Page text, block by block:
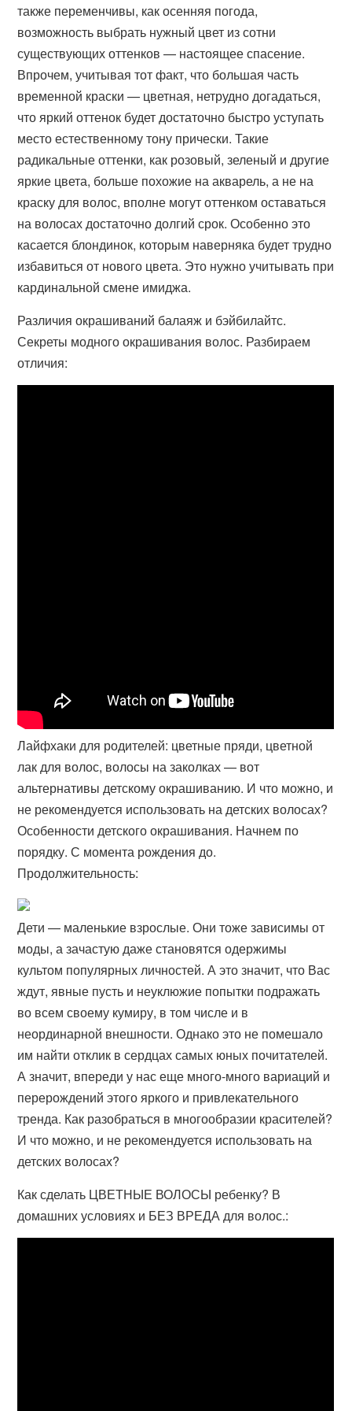
также переменчивы, как осенняя погода,
возможность выбрать нужный цвет из сотни
существующих оттенков — настоящее спасение.
Впрочем, учитывая тот факт, что большая часть
временной краски — цветная, нетрудно догадаться,
что яркий оттенок будет достаточно быстро уступать
место естественному тону прически. Такие
радикальные оттенки, как розовый, зеленый и другие
яркие цвета, больше похожие на акварель, а не на
краску для волос, вполне могут оттенком оставаться
на волосах достаточно долгий срок. Особенно это
касается блондинок, которым наверняка будет трудно
избавиться от нового цвета. Это нужно учитывать при
кардинальной смене имиджа.
Различия окрашиваний балаяж и бэйбилайтс.
Секреты модного окрашивания волос. Разбираем
отличия:
Лайфхаки для родителей: цветные пряди, цветной
лак для волос, волосы на заколках — вот
альтернативы детскому окрашиванию. И что можно, и
не рекомендуется использовать на детских волосах?
Особенности детского окрашивания. Начнем по
порядку. С момента рождения до.
Продолжительность:
Дети — маленькие взрослые. Они тоже зависимы от
моды, а зачастую даже становятся одержимы
культом популярных личностей. А это значит, что Вас
ждут, явные пусть и неуклюжие попытки подражать
во всем своему кумиру, в том числе и в
неординарной внешности. Однако это не помешало
им найти отклик в сердцах самых юных почитателей.
А значит, впереди у нас еще много-много вариаций и
перерождений этого яркого и привлекательного
тренда. Как разобраться в многообразии красителей?
И что можно, и не рекомендуется использовать на
детских волосах?
Как сделать ЦВЕТНЫЕ ВОЛОСЫ ребенку? В
домашних условиях и БЕЗ ВРЕДА для волос.: